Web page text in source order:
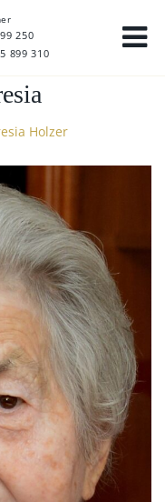
250
899 310
Holzer